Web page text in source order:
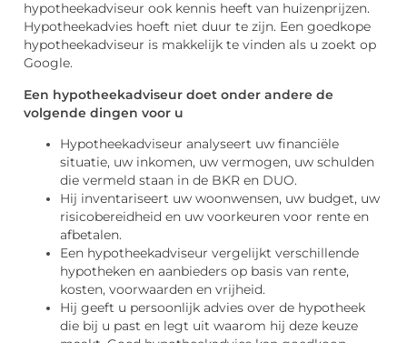
hypotheekadviseur ook kennis heeft van huizenprijzen.
Hypotheekadvies hoeft niet duur te zijn. Een goedkope
hypotheekadviseur is makkelijk te vinden als u zoekt op
Google.
Een hypotheekadviseur doet onder andere de
volgende dingen voor u
Hypotheekadviseur analyseert uw financiële
situatie, uw inkomen, uw vermogen, uw schulden
die vermeld staan in de BKR en DUO.
Hij inventariseert uw woonwensen, uw budget, uw
risicobereidheid en uw voorkeuren voor rente en
afbetalen.
Een hypotheekadviseur vergelijkt verschillende
hypotheken en aanbieders op basis van rente,
kosten, voorwaarden en vrijheid.
Hij geeft u persoonlijk advies over de hypotheek
die bij u past en legt uit waarom hij deze keuze